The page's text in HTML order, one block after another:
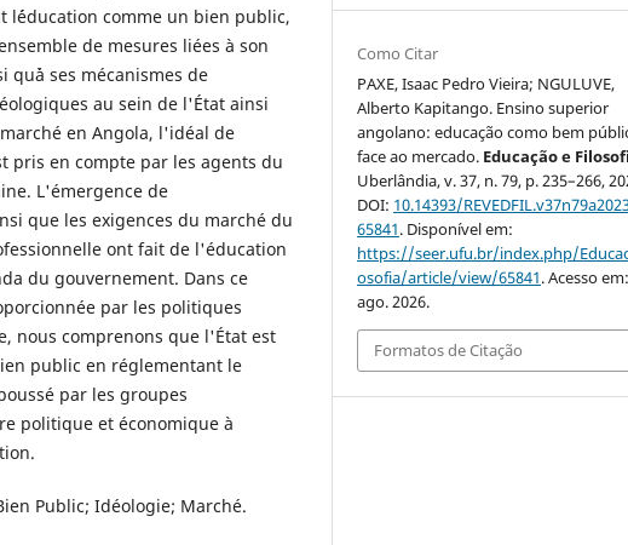
comme un bien public,
de mesures liées à son
ses mécanismes de
au sein de l'État ainsi
en Angola, l'idéal de
pris en compte par les agents du
L'émergence de
que les exigences du marché du
ont fait de l'éducation
du gouvernement. Dans ce
par les politiques
nous comprenons que l'État est
public en réglementant le
par les groupes
politique et économique à
Public; Idéologie; Marché.
Como Citar
PAXE, Isaac Pedro Vieira; NGULUVE,
Alberto Kapitango. Ensino superior
angolano: educação como bem
face ao mercado. Educação e
Uberlândia, v. 37, n. 79, p. 235–266,
DOI: 10.14393/
65841. Disponível em:
https://seer.ufu.br/index.php/
osofia/article/view/65841. Acesso
ago. 2026.
Formatos de Citação